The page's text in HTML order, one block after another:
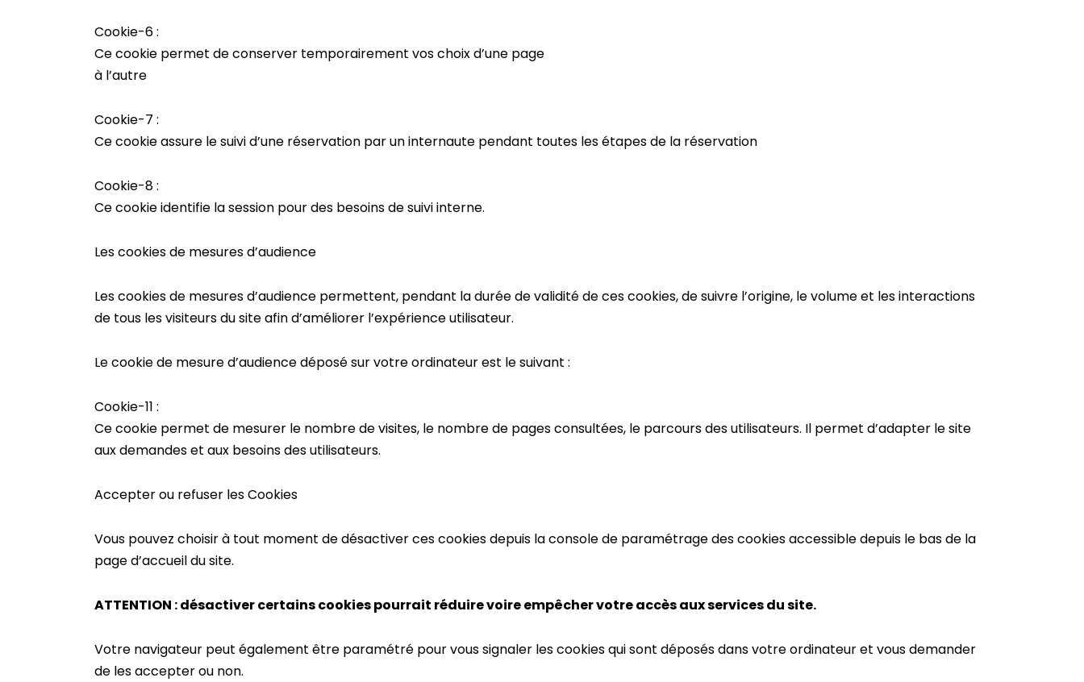
Cookie-6 :
Ce cookie permet de conserver temporairement vos choix d’une page
à l’autre
Cookie-7 :
Ce cookie assure le suivi d’une réservation par un internaute pendant toutes les étapes de la réservation
Cookie-8 :
Ce cookie identifie la session pour des besoins de suivi interne.
Les cookies de mesures d’audience
Les cookies de mesures d’audience permettent, pendant la durée de validité de ces cookies, de suivre l’origine, le volume et les interactions
de tous les visiteurs du site afin d’améliorer l’expérience utilisateur.
Le cookie de mesure d’audience déposé sur votre ordinateur est le suivant :
Cookie-11 :
Ce cookie permet de mesurer le nombre de visites, le nombre de pages consultées, le parcours des utilisateurs. Il permet d’adapter le site
aux demandes et aux besoins des utilisateurs.
Accepter ou refuser les Cookies
Vous pouvez choisir à tout moment de désactiver ces cookies depuis la console de paramétrage des cookies accessible depuis le bas de la
page d’accueil du site.
ATTENTION : désactiver certains cookies pourrait réduire voire empêcher votre accès aux services du site.
Votre navigateur peut également être paramétré pour vous signaler les cookies qui sont déposés dans votre ordinateur et vous demander
de les accepter ou non.